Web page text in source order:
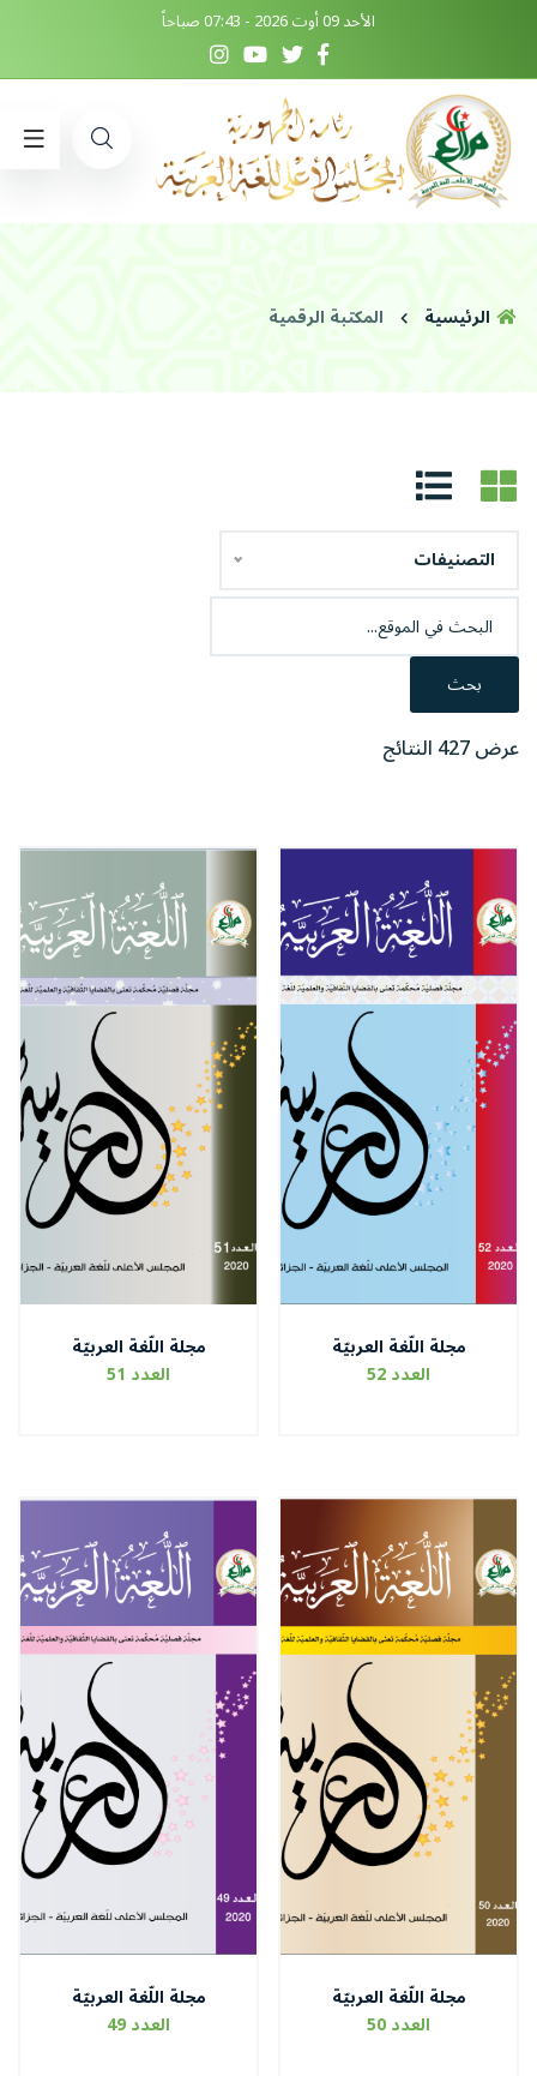
الأحد 09 أوت 2026 - 07:43 صباحاً
الرئيسية المكتبة الرقمية
التصنيفات
بحث
عرض 427 النتائج
مجلة اللّغة العربيّة
العدد 52
مجلة اللّغة العربيّة
العدد 51
مجلة اللّغة العربيّة
العدد 50
مجلة اللّغة العربيّة
العدد 49